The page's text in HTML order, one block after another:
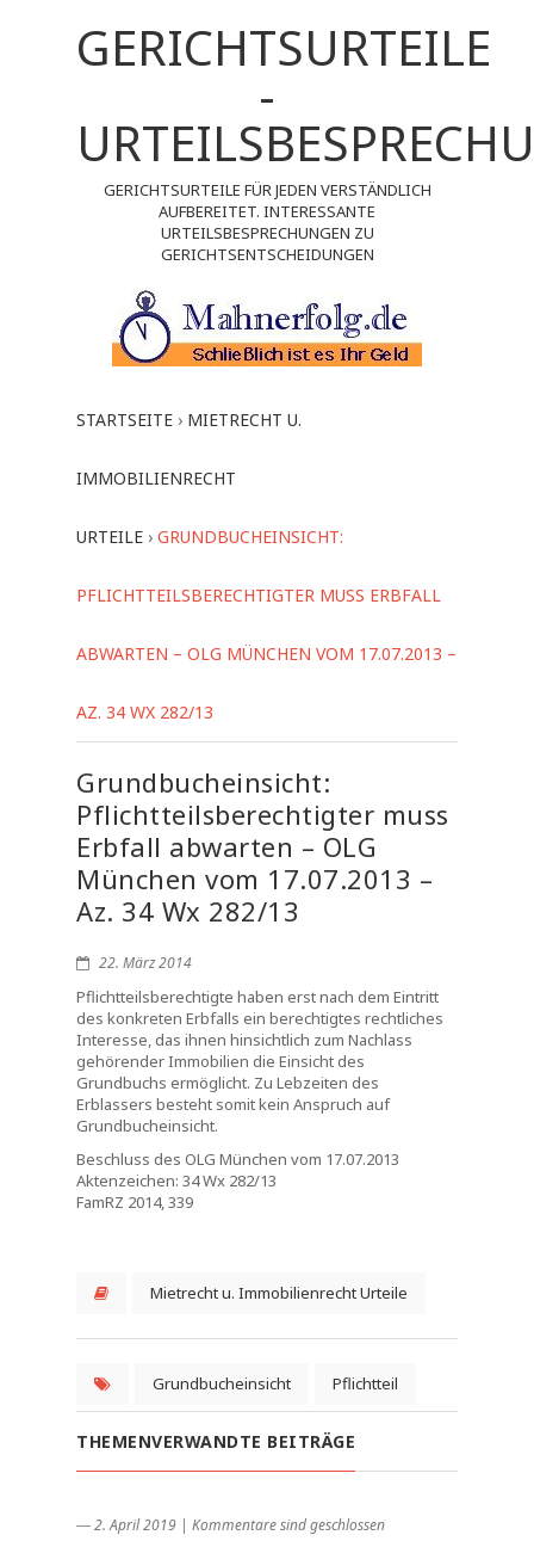
GERICHTSURTEILE
-
GERICHTSURTEILE FÜR JEDEN VERSTÄNDLICH
AUFBEREITET. INTERESSANTE
URTEILSBESPRECHUNGEN ZU
GERICHTSENTSCHEIDUNGEN
STARTSEITE › MIETRECHT U.
IMMOBILIENRECHT
URTEILE › GRUNDBUCHEINSICHT:
PFLICHTTEILSBERECHTIGTER MUSS ERBFALL
ABWARTEN – OLG MÜNCHEN VOM 17.07.2013 –
AZ. 34 WX 282/13
Grundbucheinsicht:
Pflichtteilsberechtigter muss
Erbfall abwarten – OLG
München vom 17.07.2013 –
Az. 34 Wx 282/13
22. März 2014
Pflichtteilsberechtigte haben erst nach dem Eintritt
des konkreten Erbfalls ein berechtigtes rechtliches
Interesse, das ihnen hinsichtlich zum Nachlass
gehörender Immobilien die Einsicht des
Grundbuchs ermöglicht. Zu Lebzeiten des
Erblassers besteht somit kein Anspruch auf
Grundbucheinsicht.
Beschluss des OLG München vom 17.07.2013
Aktenzeichen: 34 Wx 282/13
FamRZ 2014, 339
Mietrecht u. Immobilienrecht Urteile
Grundbucheinsicht Pflichtteil
THEMENVERWANDTE BEITRÄGE
― 2. April 2019 | Kommentare sind geschlossen